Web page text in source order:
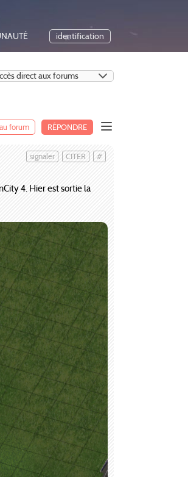
identification
forum RÉPONDRE
#
CITER
signaler
4. Hier est sortie la